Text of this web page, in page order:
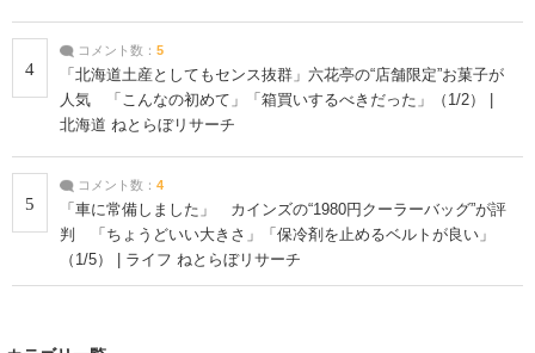
4
コメント数： 5
「北海道土産としてもセンス抜群」六花亭の“店舗限定”お菓子が
人気 「こんなの初めて」「箱買いするべきだった」（1/2） |
北海道 ねとらぼリサーチ
5
コメント数： 4
「車に常備しました」 カインズの“1980円クーラーバッグ”が評
判 「ちょうどいい大きさ」「保冷剤を止めるベルトが良い」
（1/5） | ライフ ねとらぼリサーチ